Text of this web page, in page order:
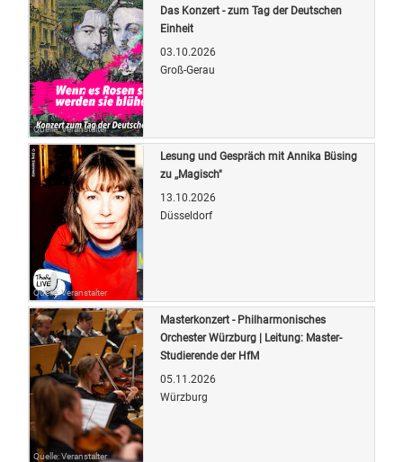
Quelle: Veranstalter
Das Konzert - zum Tag der Deutschen
Einheit
03.10.2026
Groß-Gerau
Quelle: Veranstalter
Lesung und Gespräch mit Annika Büsing
zu ,,Magisch"
13.10.2026
Düsseldorf
Quelle: Veranstalter
Masterkonzert - Philharmonisches
Orchester Würzburg | Leitung: Master-
Studierende der HfM
05.11.2026
Würzburg